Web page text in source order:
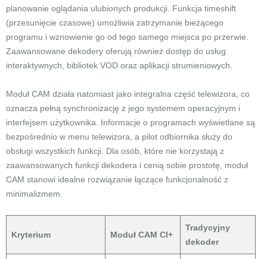
planowanie oglądania ulubionych produkcji. Funkcja timeshift
(przesunięcie czasowe) umożliwia zatrzymanie bieżącego
programu i wznowienie go od tego samego miejsca po przerwie.
Zaawansowane dekodery oferują również dostęp do usług
interaktywnych, bibliotek VOD oraz aplikacji strumieniowych.
Moduł CAM działa natomiast jako integralna część telewizora, co
oznacza pełną synchronizację z jego systemem operacyjnym i
interfejsem użytkownika. Informacje o programach wyświetlane są
bezpośrednio w menu telewizora, a pilot odbiornika służy do
obsługi wszystkich funkcji. Dla osób, które nie korzystają z
zaawansowanych funkcji dekodera i cenią sobie prostotę, moduł
CAM stanowi idealne rozwiązanie łączące funkcjonalność z
minimalizmem.
Kryterium Moduł CAM CI+
Tradycyjny
dekoder